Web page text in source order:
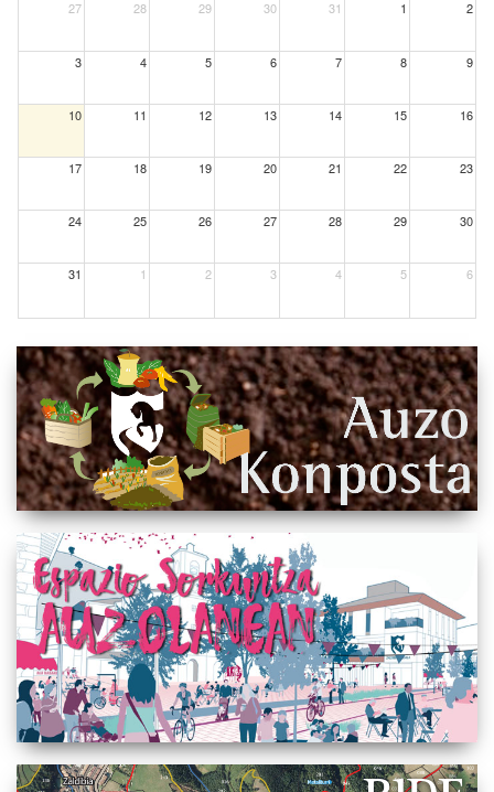
27 28 29 30 31 1 2
3 4 5 6 7 8 9
10 11 12 13 14 15 16
17 18 19 20 21 22 23
24 25 26 27 28 29 30
31 1 2 3 4 5 6